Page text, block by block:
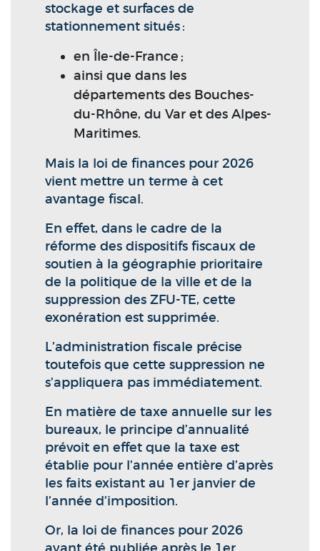
stockage et surfaces de
stationnement situés :
en Île-de-France ;
ainsi que dans les
départements des Bouches-
du-Rhône, du Var et des Alpes-
Maritimes.
Mais la loi de finances pour 2026
vient mettre un terme à cet
avantage fiscal.
En effet, dans le cadre de la
réforme des dispositifs fiscaux de
soutien à la géographie prioritaire
de la politique de la ville et de la
suppression des ZFU-TE, cette
exonération est supprimée.
L’administration fiscale précise
toutefois que cette suppression ne
s’appliquera pas immédiatement.
En matière de taxe annuelle sur les
bureaux, le principe d’annualité
prévoit en effet que la taxe est
établie pour l’année entière d’après
les faits existant au 1er janvier de
l’année d’imposition.
Or, la loi de finances pour 2026